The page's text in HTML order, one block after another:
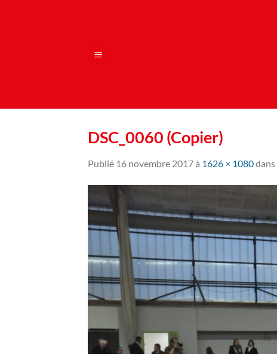
DSC_0060 (Copier)
Publié 16 novembre 2017à 1626 × 1080dans